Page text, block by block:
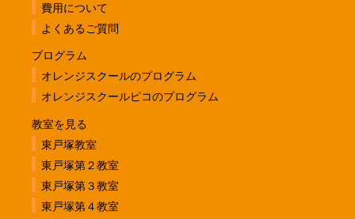
費用について
よくあるご質問
プログラム
オレンジスクールのプログラム
オレンジスクールピコのプログラム
教室を見る
東戸塚教室
東戸塚第２教室
東戸塚第３教室
東戸塚第４教室